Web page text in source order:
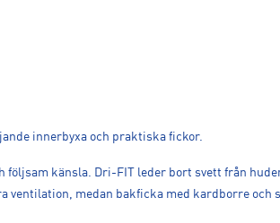
innerbyxa och praktiska fickor.
följsam känsla. Dri-FIT leder bort svett från
ventilation, medan bakficka med kardborre och